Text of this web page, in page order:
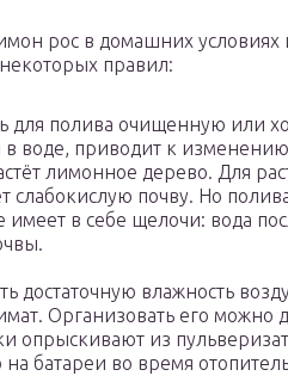
рос в домашних
правил:
для полива очищенную или
в воде, приводит к
лимонное дерево. Для
слабокислую почву. Но
имеет в себе щелочи: вода
достаточную влажность
Организовать его можно
опрыскивают из
батареи во время